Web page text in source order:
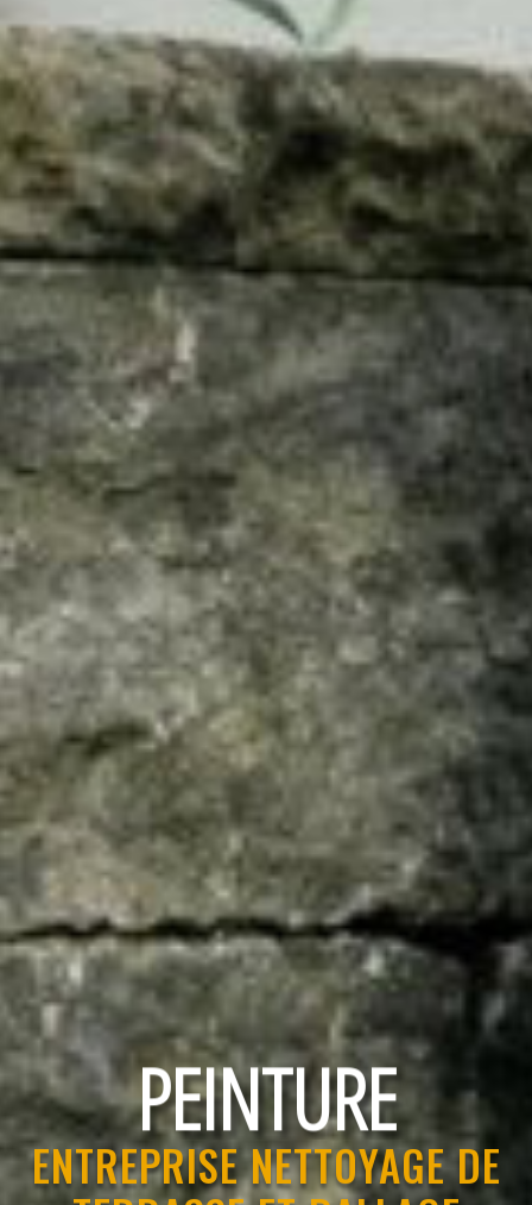
RAVALEMENT
ENTREPRISE NETTOYAGE DE